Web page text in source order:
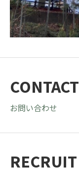
CONTACT
お問い合わせ
RECRUIT